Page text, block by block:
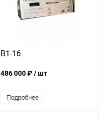
В1-16
486 000 ₽/ шт
Подробнее